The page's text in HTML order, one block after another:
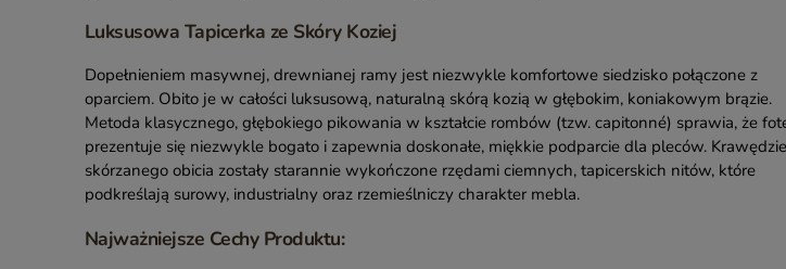
Luksusowa Tapicerka ze Skóry Koziej
Dopełnieniem masywnej, drewnianej ramy jest niezwykle komfortowe siedzisko połączone z
oparciem. Obito je w całości luksusową, naturalną skórą kozią w głębokim, koniakowym brązie.
Metoda klasycznego, głębokiego pikowania w kształcie rombów (tzw. capitonné) sprawia, że
prezentuje się niezwykle bogato i zapewnia doskonałe, miękkie podparcie dla pleców. Krawędzie
skórzanego obicia zostały starannie wykończone rzędami ciemnych, tapicerskich nitów, które
podkreślają surowy, industrialny oraz rzemieślniczy charakter mebla.
Najważniejsze Cechy Produktu: